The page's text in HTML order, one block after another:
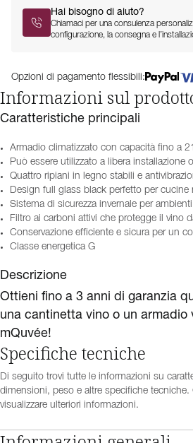
Hai bisogno di aiuto?
Chiamaci per una consulenza
configurazione, la consegna e
Opzioni di pagamento flessibili:
Informazioni sul
Caratteristiche principali
Armadio climatizzato con capacità fino a
Può essere utilizzato a libera installazione
Quattro ripiani in legno stabili e
Design full glass black perfetto per cucine
Sistema di sicurezza invernale per
Filtro ai carboni attivi che protegge il vino
Conservazione efficiente e sicura per un
Classe energetica G
Descrizione
Ottieni fino a 3 anni di garanzia
una cantinetta vino o un armadio
mQuvée!
Specifiche tecniche
Di seguito trovi tutte le informazioni su
dimensioni, peso e altre specifiche tecniche.
visualizzare ulteriori informazioni.